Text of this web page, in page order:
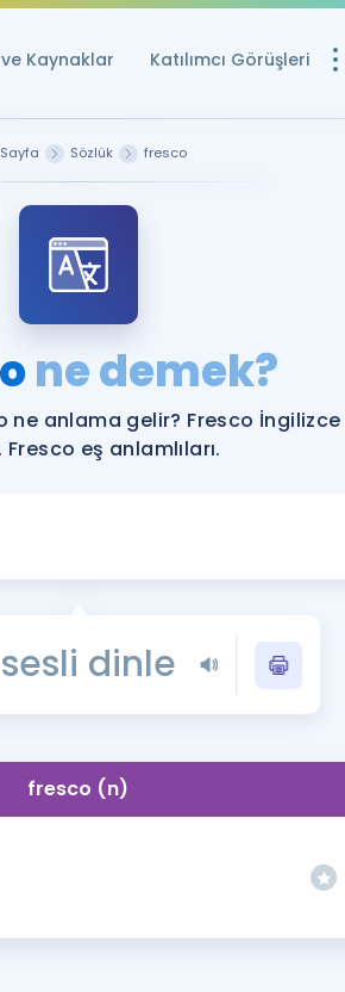
Kaynaklar Katılımcı Görüşleri
YDS ve YÖKDİL
Rehberlik Aracı
YDS ve YÖKDİL'e
Tüm ÖSYM
YDS - YÖKDİL
İngilizce Gramer
Sözlük fresco
ne demek?
ne anlama gelir? Fresco
eş anlamlıları.
sesli dinle
fresco (n)